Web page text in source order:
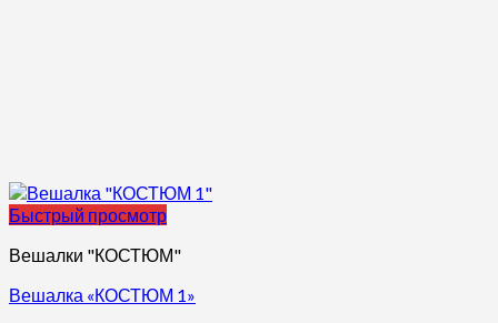
Быстрый просмотр
Вешалки "КОСТЮМ"
Вешалка «КОСТЮМ 1»